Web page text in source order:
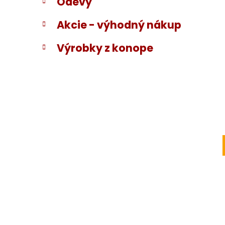
Akcie - výhodný nákup
Výrobky z konope